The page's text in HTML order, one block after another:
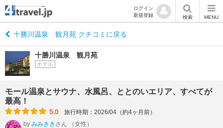
ログイン
新規登録
検索 MENU
十勝川温泉 観月苑 クチコミに戻る
十勝川温泉 観月苑
ホテル
モール温泉とサウナ、水風呂、ととのいエリア、すべてが
最高！
5.0
旅行時期：2026/04（約4ヶ月前）
by みみきき さん
（女性）